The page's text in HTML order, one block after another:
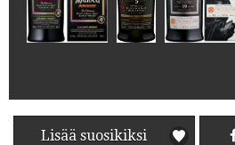
Lisää suosikiksi